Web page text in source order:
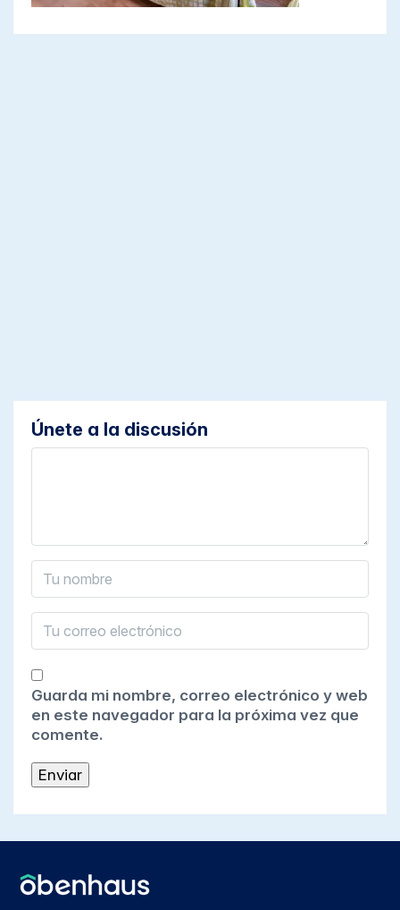
Únete a la discusión
Guarda mi nombre, correo electrónico y web
en este navegador para la próxima vez que
comente.